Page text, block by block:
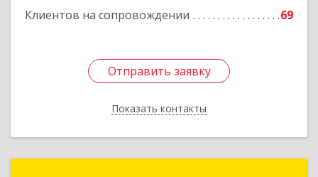
Клиентов на сопровождении 69
Отправить заявку
Показать контакты
Подробнее
Отправить заявку
Назад